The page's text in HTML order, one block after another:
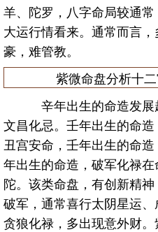
羊、陀罗，八字命局较通
大运行情看来。通常而言
豪，难管教。
紫微命盘分析十二
辛年出生的命造发展
文昌化忌。壬年出生的命
丑宫安命，壬年出生的命
年出生的命造，破军化禄
陀。该类命盘，有创新精
破军，通常喜行太阴星运、
贪狼化禄，多出现意外财